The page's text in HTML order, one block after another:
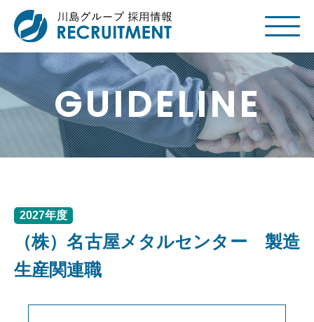
GUIDELINE
2027年度
（株）名古屋メタルセンター 製造
生産関連職